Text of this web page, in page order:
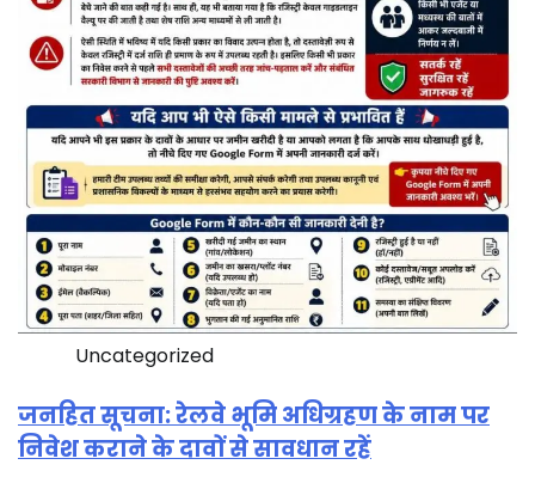
Uncategorized
जनहित सूचना: रेलवे भूमि अधिग्रहण के नाम पर
निवेश कराने के दावों से सावधान रहें